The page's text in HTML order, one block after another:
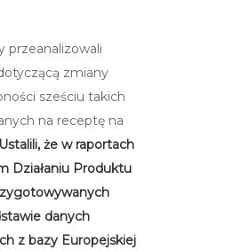
przeanalizowali
zmiany
sześciu takich
na receptę na
Ustalili, że w raportach
Działaniu Produktu
danych
z bazy Europejskiej